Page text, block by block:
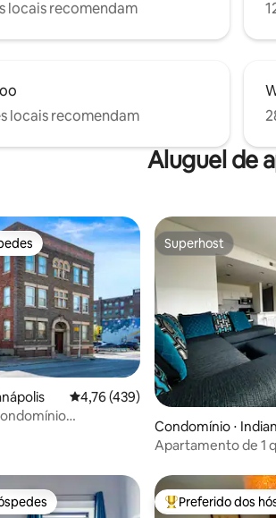
locais recomendam
locais recomendam
Aluguel de
4,76 de uma avaliação média de
4,76 (439)
Superhost
Superhost
Condomínio ⋅
Apartamento de 1
dos hóspedes Entre os melhores
Preferido dos